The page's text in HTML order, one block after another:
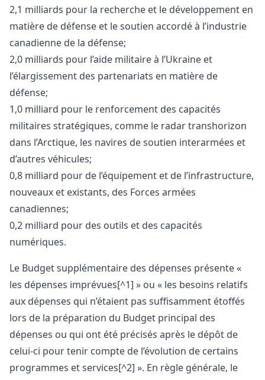
2,1 milliards pour la recherche et le développement en
matière de défense et le soutien accordé à l’industrie
canadienne de la défense;
2,0 milliards pour l’aide militaire à l’Ukraine et
l’élargissement des partenariats en matière de
défense;
1,0 milliard pour le renforcement des capacités
militaires stratégiques, comme le radar transhorizon
dans l’Arctique, les navires de soutien interarmées et
d’autres véhicules;
0,8 milliard pour de l’équipement et de l’infrastructure,
nouveaux et existants, des Forces armées
canadiennes;
0,2 milliard pour des outils et des capacités
numériques.
Le Budget supplémentaire des dépenses présente «
les dépenses imprévues[^1] » ou « les besoins relatifs
aux dépenses qui n’étaient pas suffisamment étoffés
lors de la préparation du Budget principal des
dépenses ou qui ont été précisés après le dépôt de
celui-ci pour tenir compte de l’évolution de certains
programmes et services[^2] ». En règle générale, le